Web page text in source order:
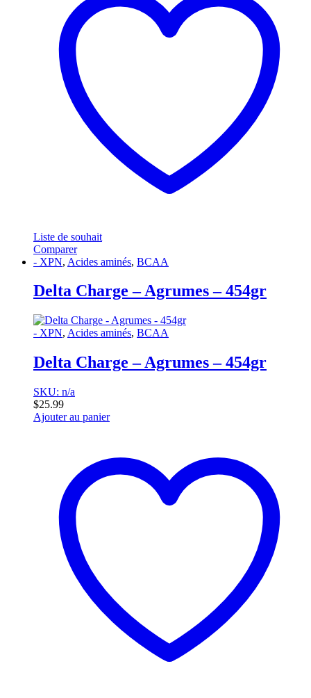
Liste de souhait
Comparer
- XPN, Acides aminés, BCAA
Delta Charge – Agrumes – 454gr
- XPN, Acides aminés, BCAA
Delta Charge – Agrumes – 454gr
SKU: n/a
$25.99
Ajouter au panier